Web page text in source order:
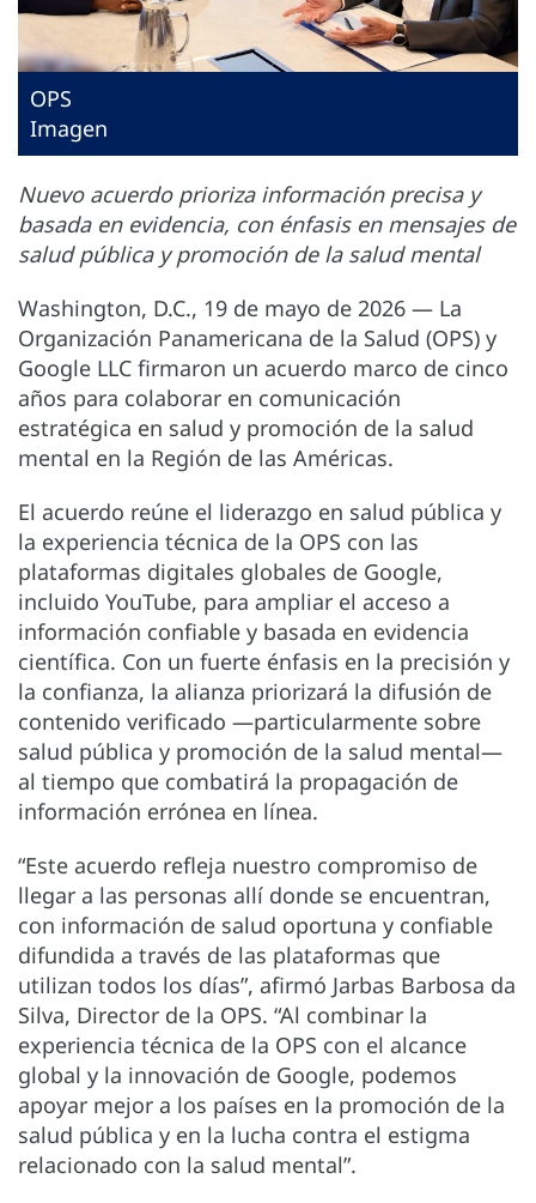
OPS
Imagen
Nuevo acuerdo prioriza información precisa y
basada en evidencia, con énfasis en mensajes de
salud pública y promoción de la salud mental
Washington, D.C., 19 de mayo de 2026 — La
Organización Panamericana de la Salud (OPS) y
Google LLC firmaron un acuerdo marco de cinco
años para colaborar en comunicación
estratégica en salud y promoción de la salud
mental en la Región de las Américas.
El acuerdo reúne el liderazgo en salud pública y
la experiencia técnica de la OPS con las
plataformas digitales globales de Google,
incluido YouTube, para ampliar el acceso a
información confiable y basada en evidencia
científica. Con un fuerte énfasis en la precisión y
la confianza, la alianza priorizará la difusión de
contenido verificado —particularmente sobre
salud pública y promoción de la salud mental—
al tiempo que combatirá la propagación de
información errónea en línea.
“Este acuerdo refleja nuestro compromiso de
llegar a las personas allí donde se encuentran,
con información de salud oportuna y confiable
difundida a través de las plataformas que
utilizan todos los días”, afirmó Jarbas Barbosa da
Silva, Director de la OPS. “Al combinar la
experiencia técnica de la OPS con el alcance
global y la innovación de Google, podemos
apoyar mejor a los países en la promoción de la
salud pública y en la lucha contra el estigma
relacionado con la salud mental”.